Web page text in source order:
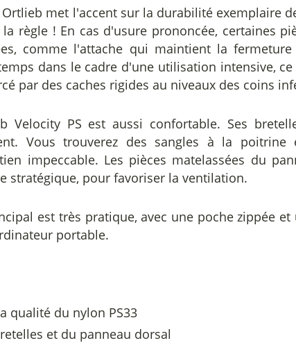
met l'accent sur la durabilité exemplaire
règle ! En cas d'usure prononcée, certaines
comme l'attache qui maintient la fermeture
dans le cadre d'une utilisation intensive,
par des caches rigides au niveaux des coins
Velocity PS est aussi confortable. Ses
Vous trouverez des sangles à la
impeccable. Les pièces matelassées du
stratégique, pour favoriser la ventilation.
est très pratique, avec une poche zippée
portable.
qualité du nylon PS33
et du panneau dorsal